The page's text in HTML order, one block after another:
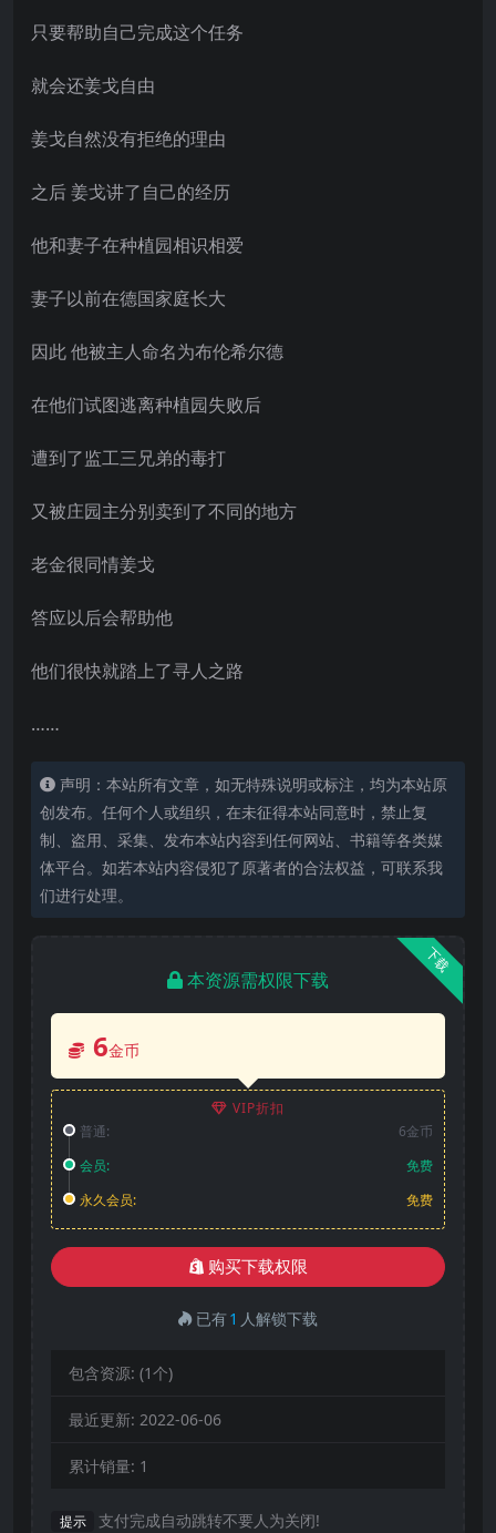
只要帮助自己完成这个任务
就会还姜戈自由
姜戈自然没有拒绝的理由
之后 姜戈讲了自己的经历
他和妻子在种植园相识相爱
妻子以前在德国家庭长大
因此 他被主人命名为布伦希尔德
在他们试图逃离种植园失败后
遭到了监工三兄弟的毒打
又被庄园主分别卖到了不同的地方
老金很同情姜戈
答应以后会帮助他
他们很快就踏上了寻人之路
……
声明：本站所有文章，如无特殊说明或标注，均为本站原
创发布。任何个人或组织，在未征得本站同意时，禁止复
制、盗用、采集、发布本站内容到任何网站、书籍等各类媒
体平台。如若本站内容侵犯了原著者的合法权益，可联系我
们进行处理。
下载
本资源需权限下载
6金币
VIP折扣
普通:
6金币
会员:
免费
永久会员:
免费
购买下载权限
已有1 人解锁下载
包含资源: (1个)
最近更新: 2022-06-06
累计销量: 1
提示 支付完成自动跳转不要人为关闭!